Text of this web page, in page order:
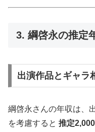
3. 綱啓永の推定
出演作品とギャラ
綱啓永さんの年収は、
を考慮すると 推定